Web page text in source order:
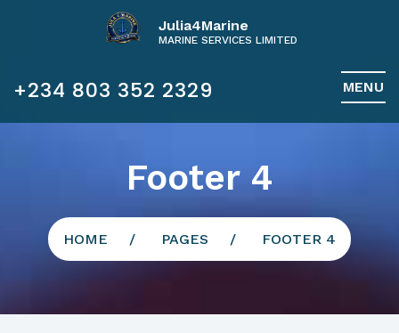
Julia4Marine
MARINE SERVICES LIMITED
+234 803 352 2329 MENU
Footer 4
HOME PAGES FOOTER 4